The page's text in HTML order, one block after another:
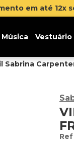
Música Vestuário
Sabrina